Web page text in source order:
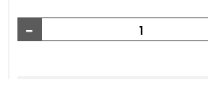
-